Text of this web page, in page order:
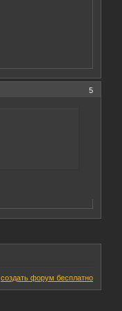
5
создать форум бесплатно